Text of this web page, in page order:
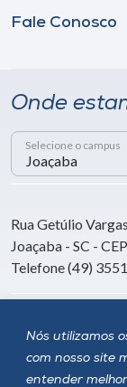
Nós utilizamos
com nosso site
entender
Fale Conosco
Onde
Selecione o campus
Rua Getúlio
Joaçaba - SC -
Telefone (49)
Siga a